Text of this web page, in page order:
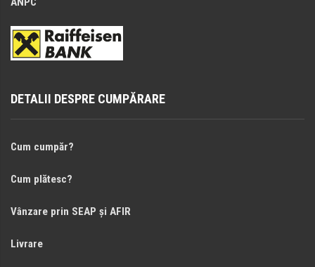
DETALII DESPRE CUMPĂRARE
Cum cumpăr?
Cum plătesc?
Vânzare prin SEAP și AFIR
Livrare